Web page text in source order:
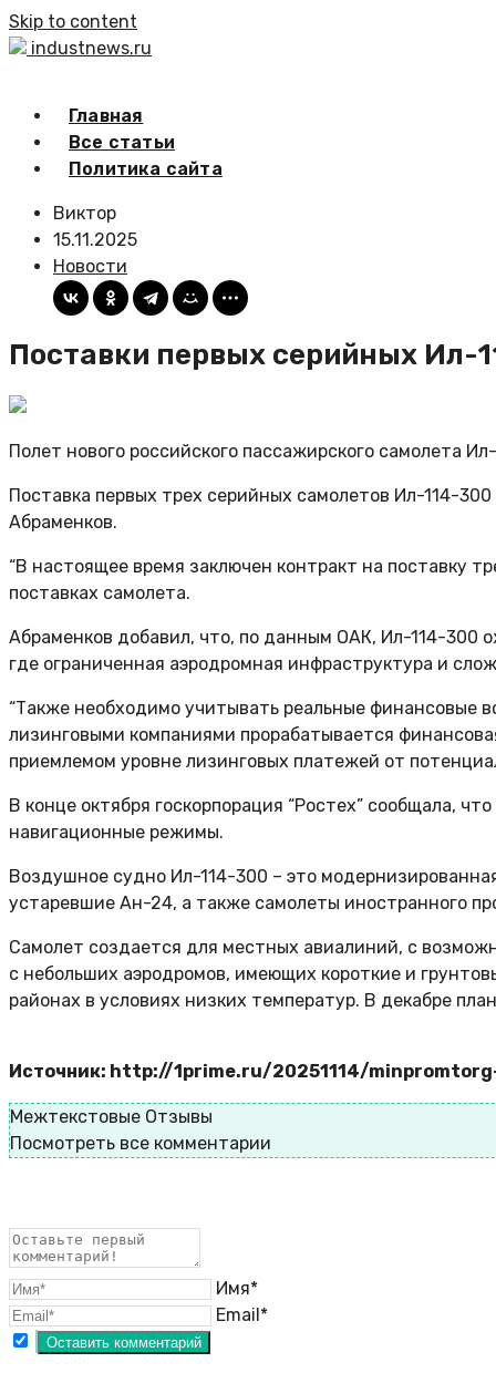
Skip to content
industnews.ru
Главная
Все статьи
Политика сайта
Виктор
15.11.2025
Новости
Поставки первых серийных Ил-
Полет нового российского пассажирского самолета
Поставка первых трех серийных самолетов Ил-114-
Абраменков.
“В настоящее время заключен контракт на поставку
поставках самолета.
Абраменков добавил, что, по данным ОАК, Ил-114-300
где ограниченная аэродромная инфраструктура и
“Также необходимо учитывать реальные финансовые
лизинговыми компаниями прорабатывается
приемлемом уровне лизинговых платежей от
В конце октября госкорпорация “Ростех” сообщала,
навигационные режимы.
Воздушное судно Ил-114-300 – это
устаревшие Ан-24, а также самолеты иностранного
Самолет создается для местных авиалиний, с
с небольших аэродромов, имеющих короткие и
районах в условиях низких температур. В декабре
Источник: http://1prime.ru/20251114/
Межтекстовые Отзывы
Посмотреть все комментарии
Имя*
Email*